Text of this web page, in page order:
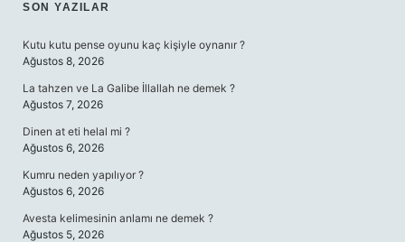
SIDEBAR
SON YAZILAR
Kutu kutu pense oyunu kaç kişiyle oynanır ?
Ağustos 8, 2026
La tahzen ve La Galibe İllallah ne demek ?
Ağustos 7, 2026
Dinen at eti helal mi ?
Ağustos 6, 2026
Kumru neden yapılıyor ?
Ağustos 6, 2026
Avesta kelimesinin anlamı ne demek ?
Ağustos 5, 2026